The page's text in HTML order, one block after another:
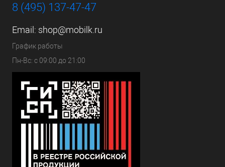
8 (495) 137-47-47
Email: shop@mobilk.ru
График работы
Пн-Вс: с 09:00 до 21:00